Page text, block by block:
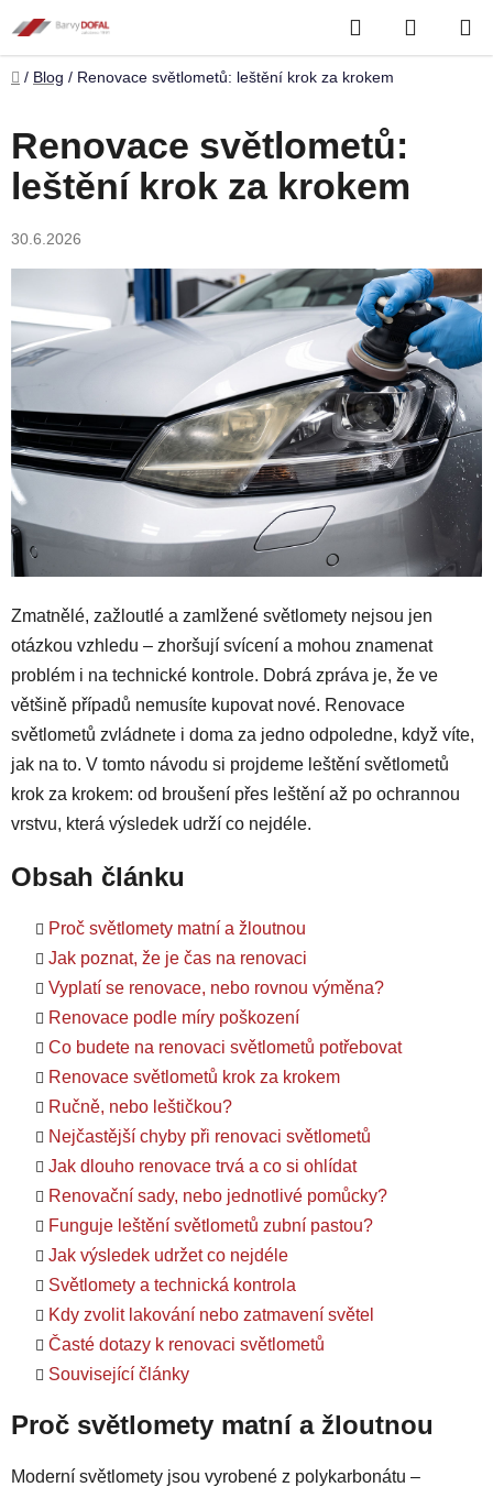
na
obsah
Hledat
KOŠÍK
Domů
/ Blog / Renovace světlometů: leštění krok za krokem
Renovace světlometů:
leštění krok za krokem
30.6.2026
Zmatnělé, zažloutlé a zamlžené světlomety nejsou jen
otázkou vzhledu – zhoršují svícení a mohou znamenat
problém i na technické kontrole. Dobrá zpráva je, že ve
většině případů nemusíte kupovat nové. Renovace
světlometů zvládnete i doma za jedno odpoledne, když víte,
jak na to. V tomto návodu si projdeme leštění světlometů
krok za krokem: od broušení přes leštění až po ochrannou
vrstvu, která výsledek udrží co nejdéle.
Obsah článku
Proč světlomety matní a žloutnou
Jak poznat, že je čas na renovaci
Vyplatí se renovace, nebo rovnou výměna?
Renovace podle míry poškození
Co budete na renovaci světlometů potřebovat
Renovace světlometů krok za krokem
Ručně, nebo leštičkou?
Nejčastější chyby při renovaci světlometů
Jak dlouho renovace trvá a co si ohlídat
Renovační sady, nebo jednotlivé pomůcky?
Funguje leštění světlometů zubní pastou?
Jak výsledek udržet co nejdéle
Světlomety a technická kontrola
Kdy zvolit lakování nebo zatmavení světel
Časté dotazy k renovaci světlometů
Související články
Proč světlomety matní a žloutnou
Moderní světlomety jsou vyrobené z polykarbonátu –